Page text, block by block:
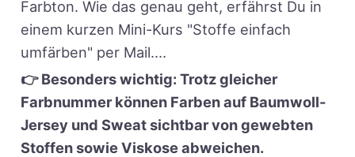
Farbton. Wie das genau geht, erfährst Du in
einem kurzen Mini-Kurs "Stoffe einfach
umfärben" per Mail....
👉 Besonders wichtig: Trotz gleicher
Farbnummer können Farben auf Baumwoll-
Jersey und Sweat sichtbar von gewebten
Stoffen sowie Viskose abweichen.